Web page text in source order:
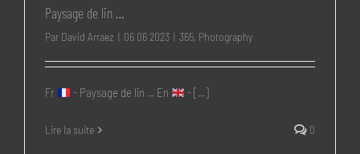
Paysage de lin …
Par David Arraez | 06 06 2023 | 365, Photography
Fr - Paysage de lin ... En - [...]
Lire la suite 0